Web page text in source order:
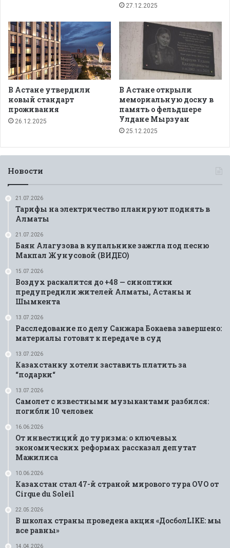
27.12.2025
В Астане утвердили
новый стандарт
проживания
26.12.2025
В Астане открыли
мемориальную доску в
память о фельдшере
Улдане Мырзуан
25.12.2025
Новости
21.07.2026
Тарифы на электричество планируют поднять в
Алматы
21.07.2026
Баян Алагузова в купальнике зажгла под песню
Макпал Жунусовой (ВИДЕО)
15.07.2026
Воздух раскалится до +48 — синоптики
предупредили жителей Алматы, Астаны и
Шымкента
13.07.2026
Расследование по делу Санжара Бокаева завершено:
материалы готовят к передаче в суд
13.07.2026
Казахстанку хотели заставить платить за
“подарки“
13.07.2026
Самолет с известными музыкантами разбился:
погибли 10 человек
16.06.2026
От инвестиций до туризма: о ключевых
экономических реформах рассказал депутат
Мажилиса
10.06.2026
Казахстан стал 47-й страной мирового тура OVO от
Cirque du Soleil
22.05.2026
В школах страны проведена акция «ДосболLIKE: мы
все равны»
14.04.2026